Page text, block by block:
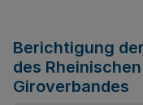
Berichtigung
des
Giroverbandes